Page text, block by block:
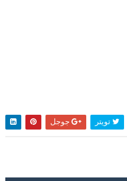
تويتر جوجل